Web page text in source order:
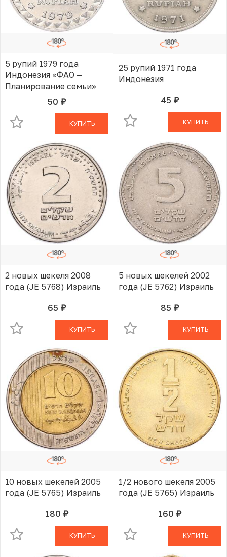
5 рупий 1979 года
Индонезия «ФАО —
Планирование семьи»
50 руб.В КОРЗИНЕ
КУПИТЬ
25 рупий 1971 года
Индонезия
45 руб.В КОРЗИНЕ
КУПИТЬ
2 новых шекеля 2008
года (JE 5768) Израиль
65 руб.В КОРЗИНЕ
КУПИТЬ
5 новых шекелей 2002
года (JE 5762) Израиль
85 руб.В КОРЗИНЕ
КУПИТЬ
10 новых шекелей 2005
года (JE 5765) Израиль
180 руб.В КОРЗИНЕ
КУПИТЬ
1/2 нового шекеля 2005
года (JE 5765) Израиль
160 руб.В КОРЗИНЕ
КУПИТЬ